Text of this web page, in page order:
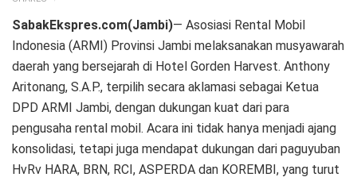
SabakEkspres.com(Jambi)— Asosiasi Rental Mobil
Indonesia (ARMI) Provinsi Jambi melaksanakan musyawarah
daerah yang bersejarah di Hotel Gorden Harvest. Anthony
Aritonang, S.A.P., terpilih secara aklamasi sebagai Ketua
DPD ARMI Jambi, dengan dukungan kuat dari para
pengusaha rental mobil. Acara ini tidak hanya menjadi ajang
konsolidasi, tetapi juga mendapat dukungan dari paguyuban
HvRv HARA, BRN, RCI, ASPERDA dan KOREMBI, yang turut